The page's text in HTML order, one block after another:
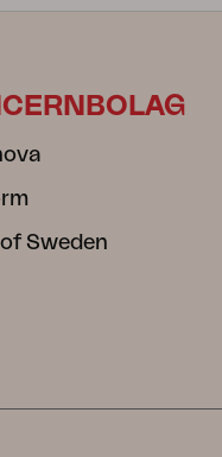
Sweden